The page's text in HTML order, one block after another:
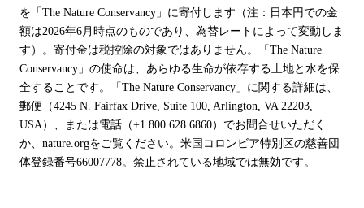
を「The Nature Conservancy」に寄付します（注：日本円での金
額は2026年6月時点のものであり、為替レートによって変動しま
す）。寄付金は税控除の対象ではありません。「The Nature
Conservancy」の使命は、あらゆる生命が依存する土地と水を保
全することです。「The Nature Conservancy」に関する詳細は、
郵便（4245 N. Fairfax Drive, Suite 100, Arlington, VA 22203,
USA）、または電話（+1 800 628 6860）でお問合せいただく
か、nature.orgをご覧ください。米国コロンビア特別区の慈善団
体登録番号66007778。禁止されている地域では無効です。